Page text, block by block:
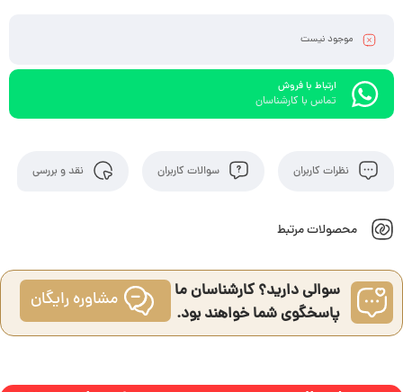
موجود نیست
ارتباط با فروش
تماس با کارشناسان
نظرات کاربران سوالات کاربران نقد و بررسی
محصولات مرتبط
سوالی دارید؟ کارشناسان ما
پاسخگوی شما خواهند بود.
مشاوره رایگان